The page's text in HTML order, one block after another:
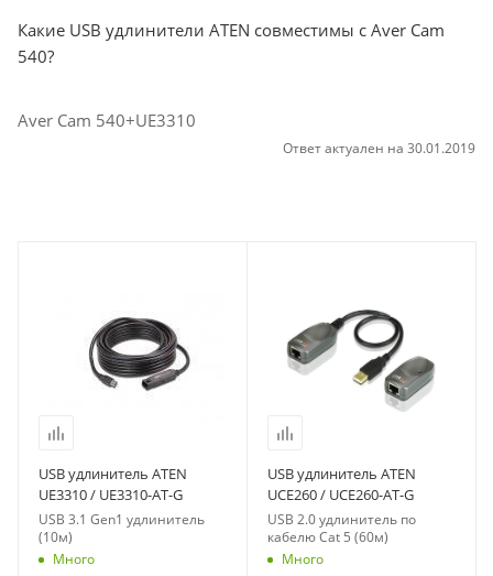
Какие USB удлинители ATEN совместимы с Aver Cam
540?
Aver Cam 540+UE3310
Ответ актуален на 30.01.2019
USB удлинитель ATEN
UE3310 / UE3310-AT-G
USB 3.1 Gen1 удлинитель
(10м)
Много
USB удлинитель ATEN
UCE260 / UCE260-AT-G
USB 2.0 удлинитель по
кабелю Cat 5 (60м)
Много